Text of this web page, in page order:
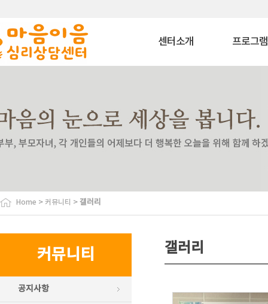
센터소개
비젼
이용안내
찾아오시는길
프로그램
상담교육 프로
특화 프로그
심리평가 프로
특수교육대상자
협력기관
Home > 커뮤니티 >갤러리
커뮤니티
공지사항
갤러리